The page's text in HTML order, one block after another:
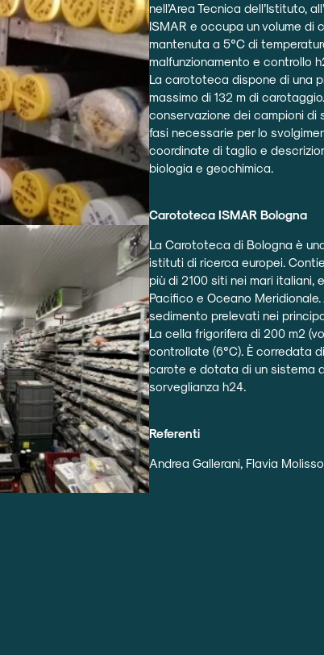
nell’Area Tecnica dell’Istituto,
ISMAR e occupa un volume di
mantenuta a 5°C di
malfunzionamento e controllo
La carototeca dispone di una
massimo di 132 m di
conservazione dei campioni di
fasi necessarie per lo
coordinate di taglio e
biologia e geochimica.
Carototeca ISMAR Bologna
La Carototeca di Bologna è
istituti di ricerca europei.
più di 2100 siti nei mari italiani,
Pacifico e Oceano
sedimento prelevati nei
La cella frigorifera di 200 m2
controllate (6°C). È corredata
carote e dotata di un sistema
sorveglianza h24.
Referenti
Andrea Gallerani, Flavia Molisso